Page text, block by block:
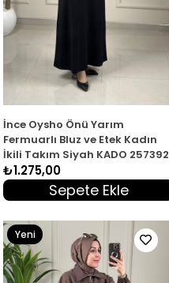
İnce Oysho Önü Yarım
Fermuarlı Bluz ve Etek Kadın
İkili Takım Siyah KADO 257392
₺1.275,00
Sepete Ekle
Yeni
Ürün